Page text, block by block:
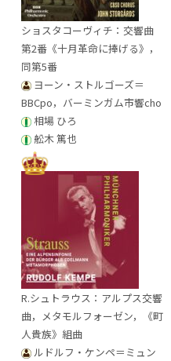
ショスタコーヴィチ：交響曲
第2番《十月革命に捧げる》，
同第5番
ヨーン・ストルゴーズ＝
BBCpo，バーミンガム市響cho
相場 ひろ
舩木 篤也
R.シュトラウス：アルプス交響
曲，メタモルフォーゼン，《町
人貴族》組曲
ルドルフ・ケンペ＝ミュン